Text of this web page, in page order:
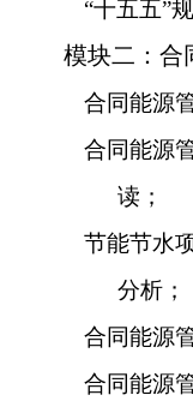
“十五五”
模块二：合
合同能源
合同能源
读；
节能节水
分析；
合同能源
合同能源